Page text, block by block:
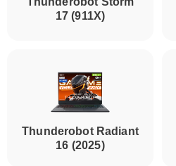
17 (911X)
Thunderobot Radiant
16 (2025)